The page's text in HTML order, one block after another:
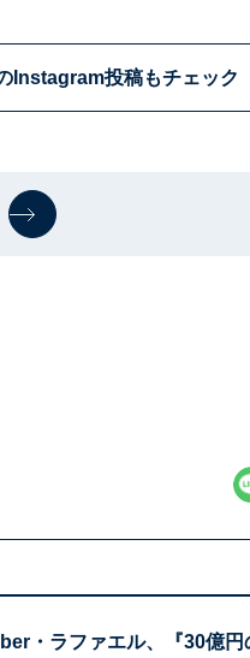
Instagram投稿もチェック
・ラファエル、『30億